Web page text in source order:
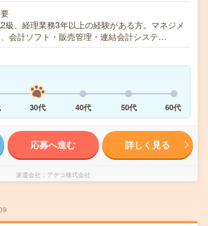
級、経理業務3年以上の経験がある方。マネジメ
会計ソフト・販売管理・連結会計システ…
30代 40代 50代 60代
応募へ進む 詳しく見る
派遣会社 アデコ株式会社